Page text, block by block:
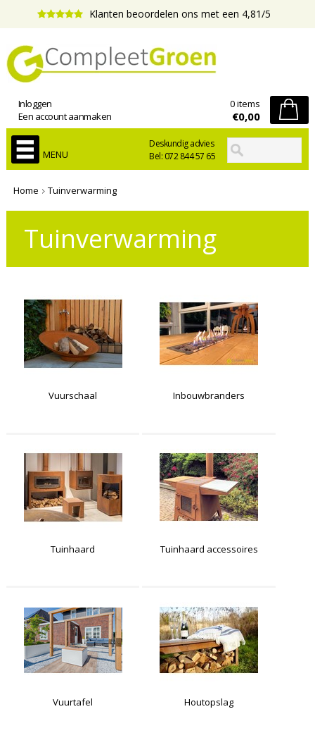
Klanten beoordelen ons met een 4,81/5
Deskundig advies
Bel: 072 844 57 65
Inloggen
Een account aanmaken
0 items
€0,00
MENU
Home Tuinverwarming
Tuinverwarming
Vuurschaal Inbouwbranders
Tuinhaard Tuinhaard accessoires
Vuurtafel Houtopslag